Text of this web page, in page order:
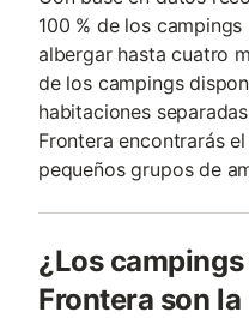
100 % de los
albergar hasta cuatro
de los campings
habitaciones
Frontera encontrarás
pequeños grupos de
¿Los
Frontera son